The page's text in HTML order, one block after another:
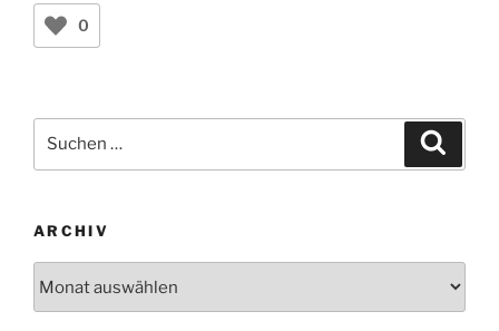
0
nach:
ARCHIV